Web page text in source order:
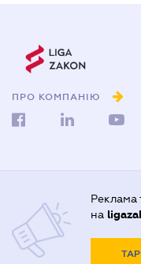
ПРО КОМПАНІЮ
Реклама
на